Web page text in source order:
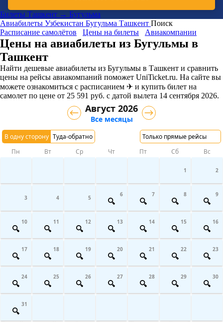
Билеты Ташкент → Бугульма
Авиабилеты Узбекистан Бугульма Ташкент Поиск
Расписание самолётов
Цены на билеты Авиакомпании
Цены на авиабилеты из Бугульмы в
Ташкент
Найти дешевые авиабилеты из Бугульмы в Ташкент и сравнить
цены на рейсы авиакомпаний поможет UniTicket.ru. На сайте вы
можете ознакомиться с расписанием ✈ и купить билет на
самолет по цене от 25 591 руб. с датой вылета 14 сентября 2026.
В одну сторону Туда-обратно Только прямые рейсы
Август 2026
Все месяцы
Пн Вт Ср Чт Пт Сб Вс
1 2
3 4 5 6 7 8 9
10 11 12 13 14 15 16
17 18 19 20 21 22 23
24 25 26 27 28 29 30
31